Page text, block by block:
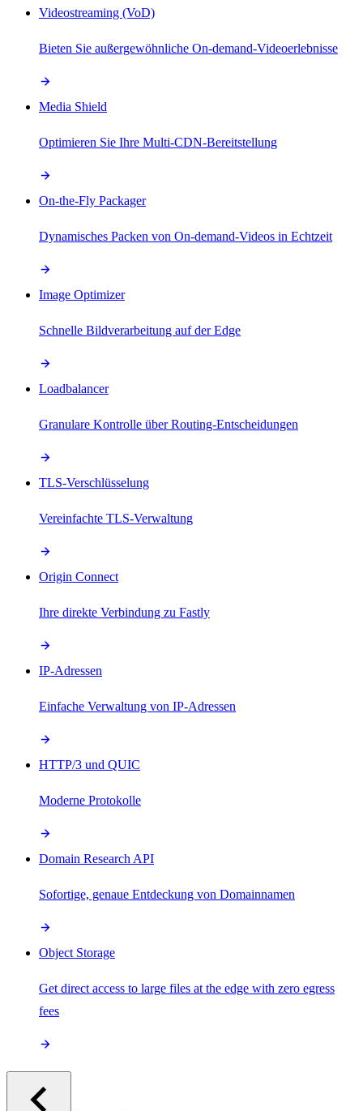
Videostreaming (VoD)
Bieten Sie außergewöhnliche On-demand-Videoerlebnisse
Media Shield
Optimieren Sie Ihre Multi-CDN-Bereitstellung
On-the-Fly Packager
Dynamisches Packen von On-demand-Videos in Echtzeit
Image Optimizer
Schnelle Bildverarbeitung auf der Edge
Loadbalancer
Granulare Kontrolle über Routing-Entscheidungen
TLS-Verschlüsselung
Vereinfachte TLS-Verwaltung
Origin Connect
Ihre direkte Verbindung zu Fastly
IP-Adressen
Einfache Verwaltung von IP-Adressen
HTTP/3 und QUIC
Moderne Protokolle
Domain Research API
Sofortige, genaue Entdeckung von Domainnamen
Object Storage
Get direct access to large files at the edge with zero egress
fees